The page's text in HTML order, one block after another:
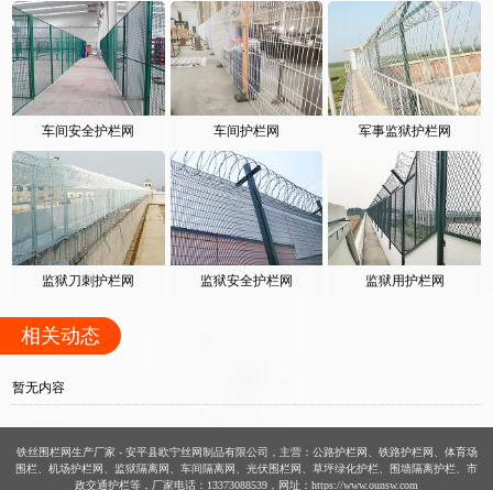
车间安全护栏网 车间护栏网 军事监狱护栏网
监狱刀刺护栏网 监狱安全护栏网 监狱用护栏网
相关动态
暂无内容
铁丝围栏网生产厂家 - 安平县欧宁丝网制品有限公司，主营：公路护栏网、铁路护栏网、体育场
围栏、机场护栏网、监狱隔离网、车间隔离网、光伏围栏网、草坪绿化护栏、围墙隔离护栏、市
政交通护栏等，厂家电话：13373088539，网址：https://www.ounsw.com